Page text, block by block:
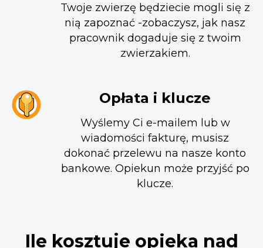
Twoje zwierzę będziecie mogli się z
nią zapoznać -zobaczysz, jak nasz
pracownik dogaduje się z twoim
zwierzakiem.
Opłata i klucze
Wyślemy Ci e-mailem lub w
wiadomości fakturę, musisz
dokonać przelewu na nasze konto
bankowe. Opiekun może przyjść po
klucze.
Ile kosztuje opieka nad